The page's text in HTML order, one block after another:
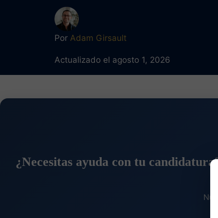
Por Adam Girsault
Actualizado el agosto 1, 2026
¿Necesitas ayuda con tu